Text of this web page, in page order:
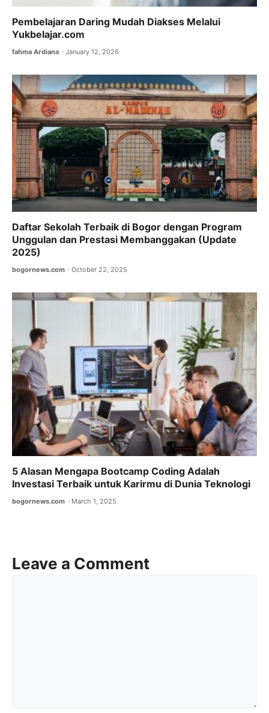
Pembelajaran Daring Mudah Diakses Melalui
Yukbelajar.com
fahma Ardiana January 12, 2026
Daftar Sekolah Terbaik di Bogor dengan Program
Unggulan dan Prestasi Membanggakan (Update
2025)
bogornews.com October 22, 2025
5 Alasan Mengapa Bootcamp Coding Adalah
Investasi Terbaik untuk Karirmu di Dunia Teknologi
bogornews.com March 1, 2025
Leave a Comment